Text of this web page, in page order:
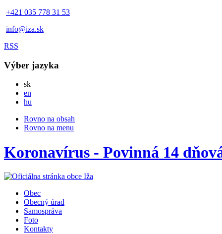
+421 035 778 31 53
info@iza.sk
RSS
Výber jazyka
skSlovensky
en
hu
Rovno na obsah
Rovno na menu
Koronavírus - Povinná 14
Obec
Obecný úrad
Samospráva
Foto
Kontakty